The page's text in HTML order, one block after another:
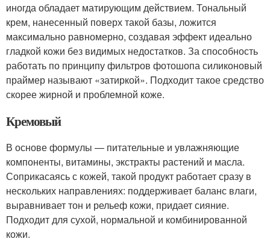
иногда обладает матирующим действием. Тональный
крем, нанесенный поверх такой базы, ложится
максимально равномерно, создавая эффект идеально
гладкой кожи без видимых недостатков. За способность
работать по принципу фильтров фотошопа силиконовый
праймер называют «затиркой». Подходит такое средство
скорее жирной и проблемной коже.
Кремовый
В основе формулы — питательные и увлажняющие
компоненты, витамины, экстракты растений и масла.
Соприкасаясь с кожей, такой продукт работает сразу в
нескольких направлениях: поддерживает баланс влаги,
выравнивает тон и рельеф кожи, придает сияние.
Подходит для сухой, нормальной и комбинированной
кожи.